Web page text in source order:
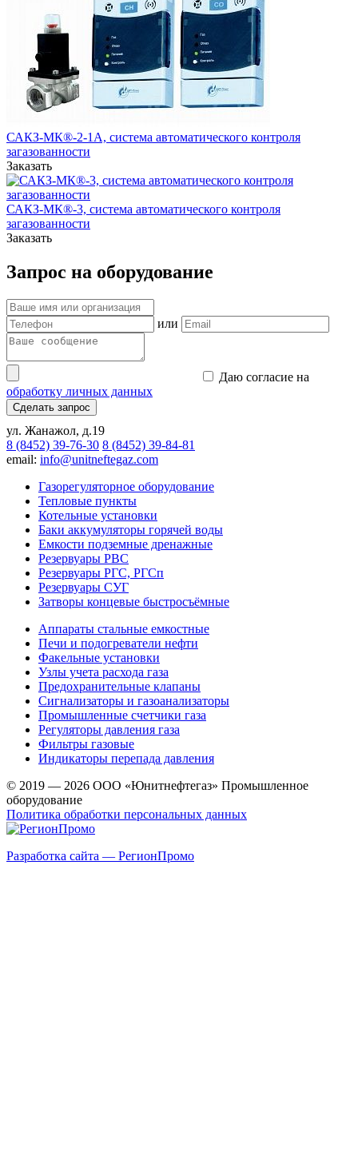
САКЗ-МК®-2-1А, система автоматического контроля
загазованности
Заказать
САКЗ-МК®-3, система автоматического контроля
загазованности
Заказать
Запрос на оборудование
или
Даю согласие на
обработку личных данных
Сделать запрос
ул. Жанажол, д.19
8 (8452) 39-76-30 8 (8452) 39-84-81
email: info@unitneftegaz.com
Газорегуляторное оборудование
Тепловые пункты
Котельные установки
Баки аккумуляторы горячей воды
Емкости подземные дренажные
Резервуары РВС
Резервуары РГС, РГСп
Резервуары СУГ
Затворы концевые быстросъёмные
Аппараты стальные емкостные
Печи и подогреватели нефти
Факельные установки
Узлы учета расхода газа
Предохранительные клапаны
Сигнализаторы и газоанализаторы
Промышленные счетчики газа
Регуляторы давления газа
Фильтры газовые
Индикаторы перепада давления
© 2019 — 2026 ООО «Юнитнефтегаз» Промышленное
оборудование
Политика обработки персональных данных
Разработка сайта — РегионПромо